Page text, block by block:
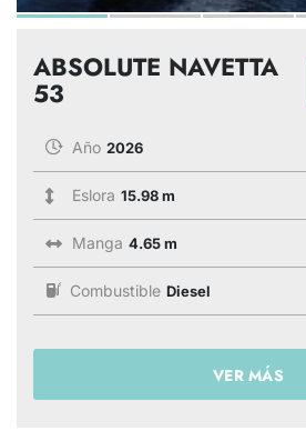
ABSOLUTE NAVETTA
53
Año 2026
Eslora 15.98 m
Manga 4.65 m
Combustible Diesel
VER MÁS